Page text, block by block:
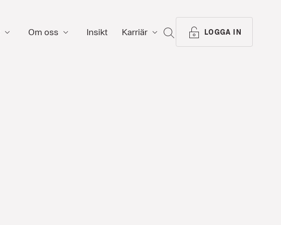
Om oss Insikt Karriär SÖK LOGGA IN